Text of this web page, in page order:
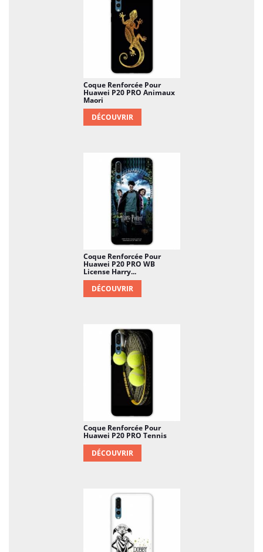
Coque Renforcée Pour
Huawei P20 PRO Animaux
Maori
DÉCOUVRIR
Coque Renforcée Pour
Huawei P20 PRO WB
License Harry...
DÉCOUVRIR
Coque Renforcée Pour
Huawei P20 PRO Tennis
DÉCOUVRIR